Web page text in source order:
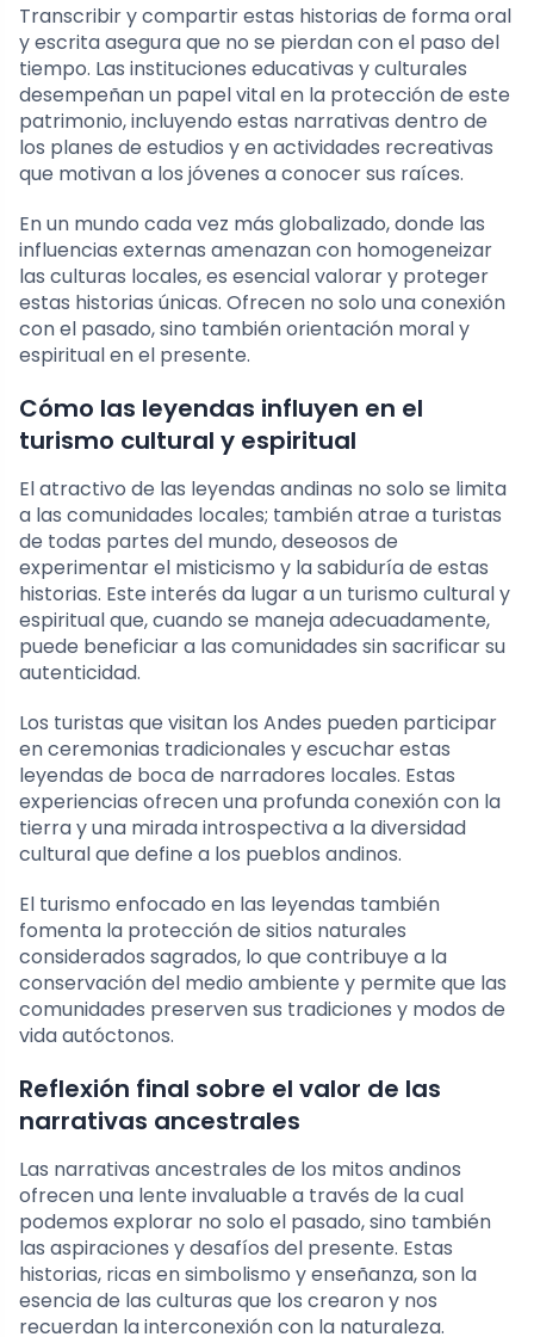
Transcribir y compartir estas historias de forma oral
y escrita asegura que no se pierdan con el paso del
tiempo. Las instituciones educativas y culturales
desempeñan un papel vital en la protección de este
patrimonio, incluyendo estas narrativas dentro de
los planes de estudios y en actividades recreativas
que motivan a los jóvenes a conocer sus raíces.
En un mundo cada vez más globalizado, donde las
influencias externas amenazan con homogeneizar
las culturas locales, es esencial valorar y proteger
estas historias únicas. Ofrecen no solo una conexión
con el pasado, sino también orientación moral y
espiritual en el presente.
Cómo las leyendas influyen en el
turismo cultural y espiritual
El atractivo de las leyendas andinas no solo se limita
a las comunidades locales; también atrae a turistas
de todas partes del mundo, deseosos de
experimentar el misticismo y la sabiduría de estas
historias. Este interés da lugar a un turismo cultural y
espiritual que, cuando se maneja adecuadamente,
puede beneficiar a las comunidades sin sacrificar su
autenticidad.
Los turistas que visitan los Andes pueden participar
en ceremonias tradicionales y escuchar estas
leyendas de boca de narradores locales. Estas
experiencias ofrecen una profunda conexión con la
tierra y una mirada introspectiva a la diversidad
cultural que define a los pueblos andinos.
El turismo enfocado en las leyendas también
fomenta la protección de sitios naturales
considerados sagrados, lo que contribuye a la
conservación del medio ambiente y permite que las
comunidades preserven sus tradiciones y modos de
vida autóctonos.
Reflexión final sobre el valor de las
narrativas ancestrales
Las narrativas ancestrales de los mitos andinos
ofrecen una lente invaluable a través de la cual
podemos explorar no solo el pasado, sino también
las aspiraciones y desafíos del presente. Estas
historias, ricas en simbolismo y enseñanza, son la
esencia de las culturas que los crearon y nos
recuerdan la interconexión con la naturaleza.